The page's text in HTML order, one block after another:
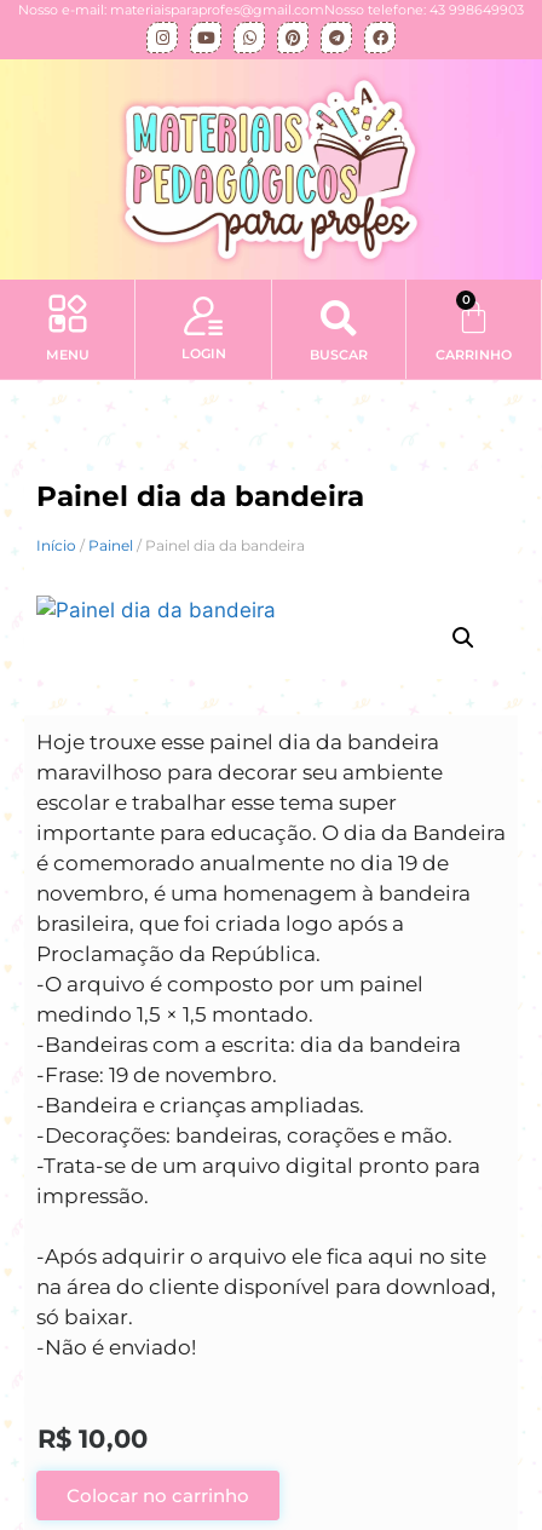
Nosso e-mail: materiaisparaprofes@gmail.comNosso telefone: 43 998649903
MENU LOGIN BUSCAR
0
CARRINHO
Painel dia da bandeira
Início / Painel / Painel dia da bandeira
Hoje trouxe esse painel dia da bandeira
maravilhoso para decorar seu ambiente
escolar e trabalhar esse tema super
importante para educação. O dia da Bandeira
é comemorado anualmente no dia 19 de
novembro, é uma homenagem à bandeira
brasileira, que foi criada logo após a
Proclamação da República.
-O arquivo é composto por um painel
medindo 1,5 × 1,5 montado.
-Bandeiras com a escrita: dia da bandeira
-Frase: 19 de novembro.
-Bandeira e crianças ampliadas.
-Decorações: bandeiras, corações e mão.
-Trata-se de um arquivo digital pronto para
impressão.
-Após adquirir o arquivo ele fica aqui no site
na área do cliente disponível para download,
só baixar.
-Não é enviado!
R$ 10,00
Colocar no carrinho